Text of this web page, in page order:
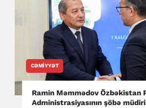
CƏMIYYƏT
Ramin Məmmədov Özbəkistan
Administrasiyasının şöbə